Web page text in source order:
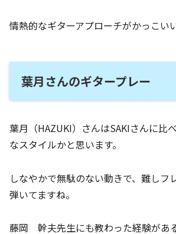
情熱的なギターアプローチがかっこい
葉月さんのギタープレー
葉月（HAZUKI）さんはSAKIさんに比
なスタイルかと思います。
しなやかで無駄のない動きで、難しフ
弾いてますね。
藤岡 幹夫先生にも教わった経験があ